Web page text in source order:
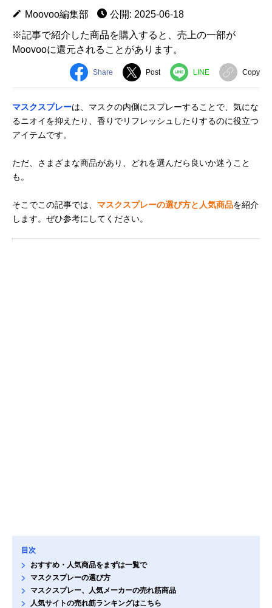
Moovoo編集部
公開: 2025-06-18
※記事で紹介した商品を購入すると、売上の一部が
Moovooに還元されることがあります。
Share Post LINE Copy
マスクスプレーは、マスクの内側にスプレーすることで、気にな
るニオイを抑えたり、香りでリフレッシュしたりするのに役立つ
アイテムです。
ただ、さまざまな商品があり、どれを選んだら良いか迷うこと
も。
そこでこの記事では、 マスクスプレーの選び方と人気商品を紹介
します。ぜひ参考にしてください。
目次
おすすめ・人気商品をまずは一覧で
マスクスプレーの選び方
マスクスプレー、人気メーカーの売れ筋商品
人気サイトの売れ筋ランキングはこちら